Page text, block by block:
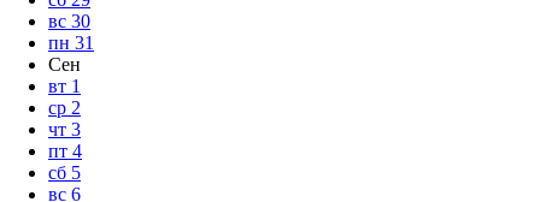
вс 30
пн 31
Сен
вт 1
ср 2
чт 3
пт 4
сб 5
вс 6